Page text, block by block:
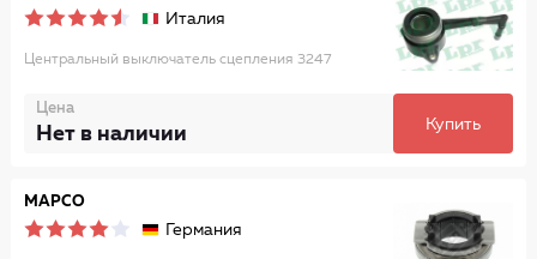
Италия
Центральный выключатель сцепления 3247
Цена
Нет в наличии Купить
MAPCO
Германия